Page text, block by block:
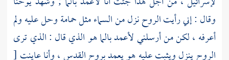
وقال : إني رأيت الروح نزل من السماء مثل حمامة وحل عليه ولم
أعرفه ، لكن من أرسلني لأعمد بالما هو الذي قال : الذي ترى
الروح ينزل ويثبت عليه هو يعمد بروح القدس ، وأنا عاينت [